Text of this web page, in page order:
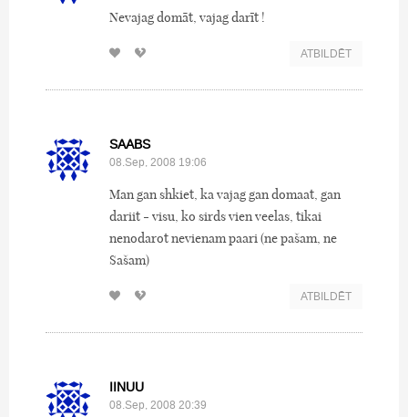
Nevajag domāt, vajag darīt !
ATBILDĒT
SAABS
08.Sep, 2008 19:06
Man gan shkiet, ka vajag gan domaat, gan
dariit - visu, ko sirds vien veelas, tikai
nenodarot nevienam paari (ne pašam, ne
Sašam)
ATBILDĒT
IINUU
08.Sep, 2008 20:39